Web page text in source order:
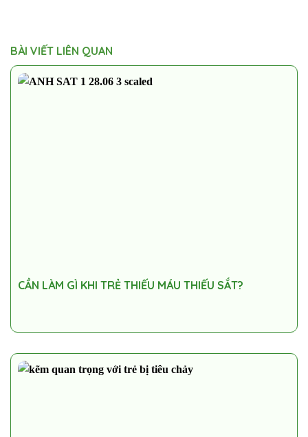
BÀI VIẾT LIÊN QUAN
CẦN LÀM GÌ KHI TRẺ THIẾU MÁU THIẾU SẮT?